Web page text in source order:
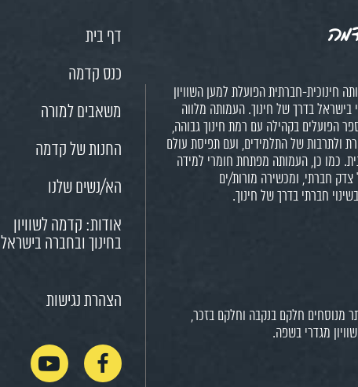
חינוכית-חברתית הפועלת למען השוויון
בישראל בדרך של חינוך. העמותה מלווה
הפועלים בקהילה עם רמת חינוך גבוהה,
ולתרבות של התלמידים, ועם תפיסת עולם
כמו כן, העמותה מפתחת חומרי למידה
חברתי, ומכשירה מורות/ים
חברתי בדרך של חינוך.
מנוסחים חלקם בנקבה וחלקם בזכר,
מגדרי בשפה.
דף בית
כנס קדמה
משאבים למורה
החנות של קדמה
הא/נשים שלנו
אודות: קדמה לשוויון
בחינוך ובחברה בישראל
הצהרת נגישות